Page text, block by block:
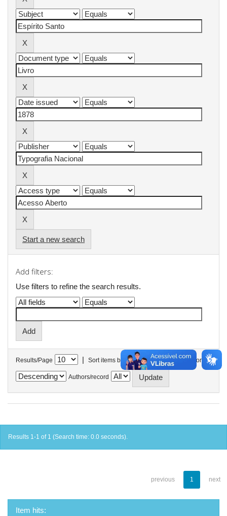
Start a new search
Add filters:
Use filters to refine the search results.
Results/Page | Sort items by In order
Authors/record
Results 1-1 of 1 (Search time: 0.0 seconds).
previous 1 next
Item hits: